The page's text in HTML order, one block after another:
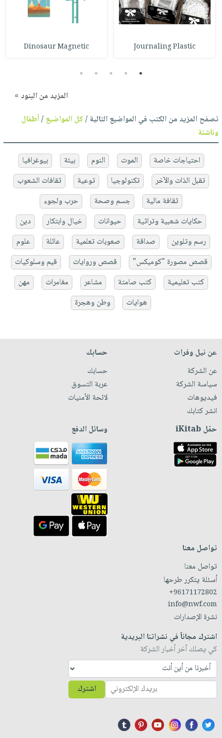
Journaling Plastic
Dinosaur Magnetic
1
2
3
4
5
المزيد من البنود »
تصفح المزيد من الكتب في المواضيع التالية /كل المواضيع/أطفال
وناشئة
احتياجات خاصة الموت النوم بيئة
بيوغرافيا
تقبل الذات والآخر
تكنولوجيا توعية
ثقافات الشعوب
ثقافة مالية
جسم وصحة
حرب ولجوء
حكايات شعبية وتراثية
حيوانات خيال وابتكار
دين
رسم وتلوين
صداقة صعوبات تعلمية عائلة
علوم
قصص مصورة "كوميكس"
قصص وروايات
قيم وسلوكيات
كتب تعليمية
كتب صامتة مشاعر مغامرات
مهن
هوايات
وطن وهجرة
عن نيل وفرات
عن الشركة
سياسة الشركة
فيديوهات
انشر كتابك
حسابك
حسابك
عربة التسوق
لائحة الأمنيات
حمّل iKitab وسائل الدفع
تواصل معنا
تواصل معنا
أسئلة يتكرر طرحها
+96171172802
info@nwf.com
نشرة الإصدارات
اشترك مجاناً في نشراتنا البريدية
كي يصلك آخر أخبار الشركة
اشترك